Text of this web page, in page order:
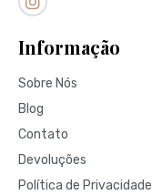
Informação
Sobre Nós
Blog
Contato
Devoluções
Política de Privacidade